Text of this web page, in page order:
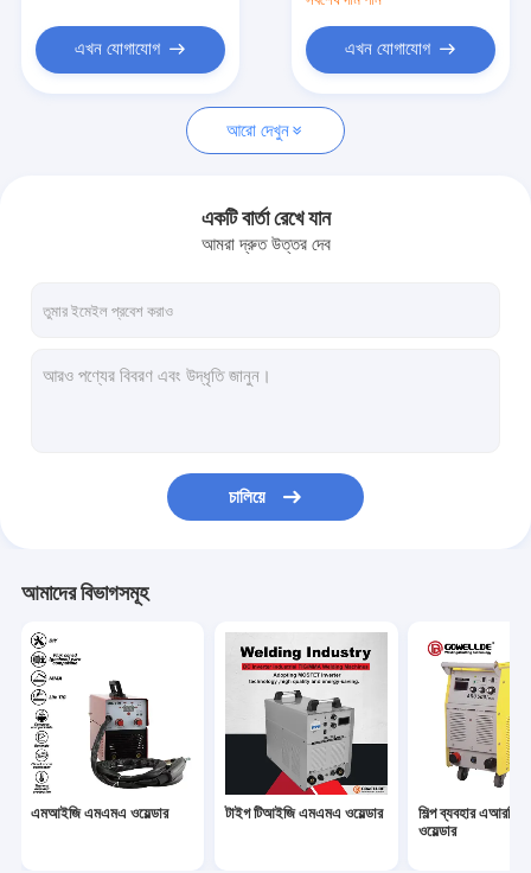
যোগাযোগ করুন
টাইগ টিআইজি এমএমএ ওয়েল্ডার
শিল্প ব্যবহার এআরসি এমএমএ ওয়েল্ডার
মিনি এআরসি ওয়েল্ডার
টর্চের খুচরা যন্ত্রাংশ
সেলফ ডার্কিং ওয়েল্ডিং হেলমেট
ফাইবার লেজার ওয়েল্ডার
এখন যোগাযোগ এখন যোগাযোগ
আরো দেখুন
একটি বার্তা রেখে যান
আমরা দ্রুত উত্তর দেব
চালিয়ে
আমাদের বিভাগসমূহ
এমআইজি এমএমএ ওয়েল্ডার টাইগ টিআইজি এমএমএ ওয়েল্ডার
শিল্প ব্যবহার এআরসি
ওয়েল্ডার